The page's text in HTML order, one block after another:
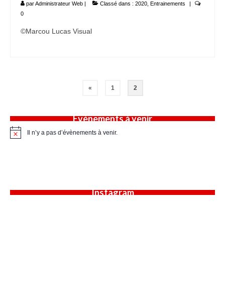
parAdministrateur Web Classé dans : 2020, Entrainements
0
©Marcou Lucas Visual
publications
« 1 2
Évènements à venir
Notice Il n’y a pas d’évènements à venir.
Instagram